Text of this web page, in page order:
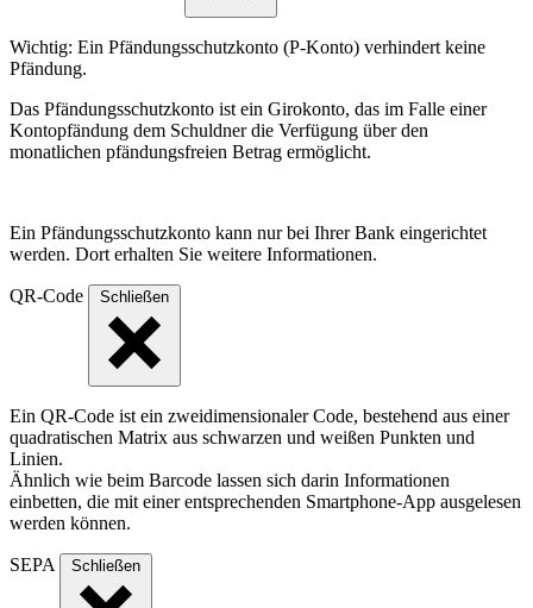
Wichtig: Ein Pfändungsschutzkonto (P-Konto) verhindert keine
Pfändung.
Das Pfändungsschutzkonto ist ein Girokonto, das im Falle einer
Kontopfändung dem Schuldner die Verfügung über den
monatlichen pfändungsfreien Betrag ermöglicht.
Ein Pfändungsschutzkonto kann nur bei Ihrer Bank eingerichtet
werden. Dort erhalten Sie weitere Informationen.
QR-Code Schließen
Ein QR-Code ist ein zweidimensionaler Code, bestehend aus einer
quadratischen Matrix aus schwarzen und weißen Punkten und
Linien.
Ähnlich wie beim Barcode lassen sich darin Informationen
einbetten, die mit einer entsprechenden Smartphone-App ausgelesen
werden können.
SEPA Schließen